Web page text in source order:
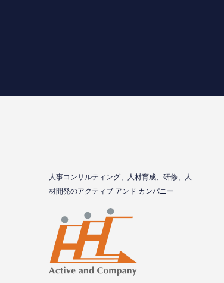
⼈事コンサルティング、⼈材育成、研修、⼈
材開発のアクティブ アンド カンパニー